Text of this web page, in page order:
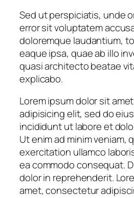
Sed ut perspiciatis, unde
error sit voluptatem
doloremque laudantium,
eaque ipsa, quae ab illo
quasi architecto beatae
explicabo.
Lorem ipsum dolor sit
adipisicing elit, sed do
incididunt ut labore et
Ut enim ad minim veniam,
exercitation ullamco
ea commodo consequat.
dolor in reprehenderit.
amet, consectetur